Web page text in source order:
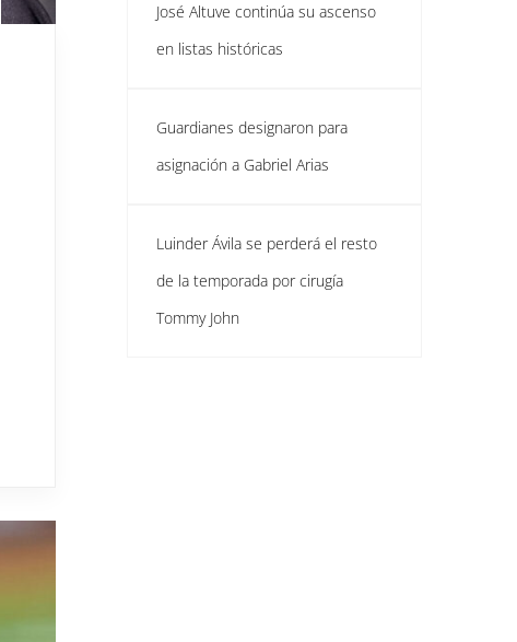
José Altuve continúa su ascenso
en listas históricas
Guardianes designaron para
asignación a Gabriel Arias
Luinder Ávila se perderá el resto
de la temporada por cirugía
Tommy John